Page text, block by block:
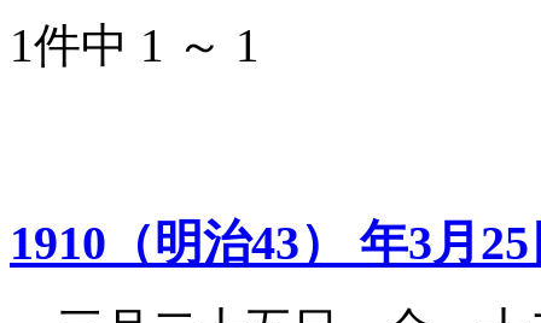
1件中 1 ～ 1
1910（明治43） 年3月